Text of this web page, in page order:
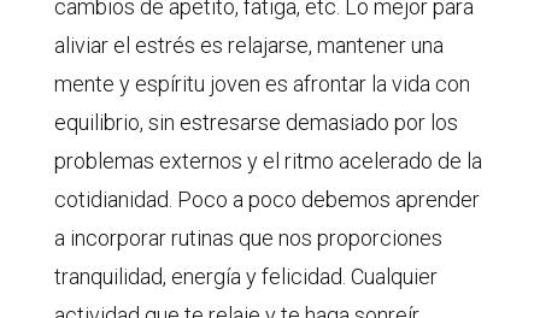
cambios de apetito, fatiga, etc. Lo mejor para
aliviar el estrés es relajarse, mantener una
mente y espíritu joven es afrontar la vida con
equilibrio, sin estresarse demasiado por los
problemas externos y el ritmo acelerado de la
cotidianidad. Poco a poco debemos aprender
a incorporar rutinas que nos proporciones
tranquilidad, energía y felicidad. Cualquier